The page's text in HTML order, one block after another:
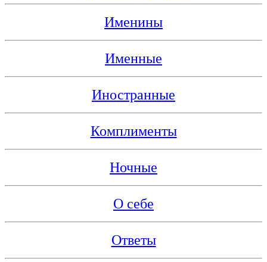
Именины
Именные
Иностранные
Комплименты
Ночные
О себе
Ответы